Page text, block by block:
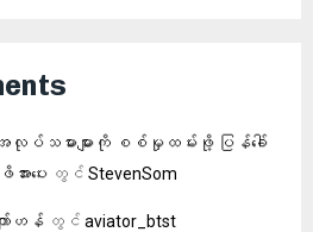
သမားများကို စစ်မှုထမ်းဖို့ ပြန်ခေါ်
ားပေး တွင် StevenSom
ော်ဟန် တွင် aviator_btst